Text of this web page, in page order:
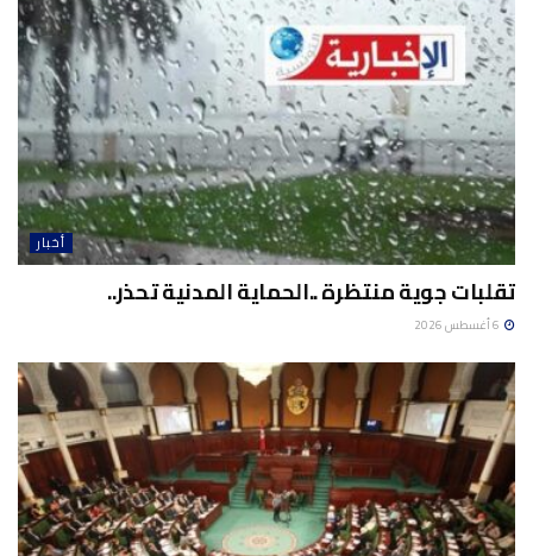
أخبار
تقلبات جوية منتظرة ..الحماية المدنية تحذر..